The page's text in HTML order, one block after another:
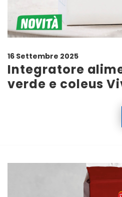
16 Settembre 2025
Integratore
verde e coleus